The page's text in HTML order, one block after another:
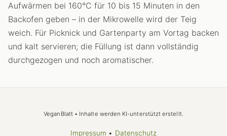
Aufwärmen bei 160°C für 10 bis 15 Minuten in den
Backofen geben – in der Mikrowelle wird der Teig
weich. Für Picknick und Gartenparty am Vortag backen
und kalt servieren; die Füllung ist dann vollständig
durchgezogen und noch aromatischer.
VeganBlatt • Inhalte werden KI-unterstützt erstellt.
Impressum • Datenschutz